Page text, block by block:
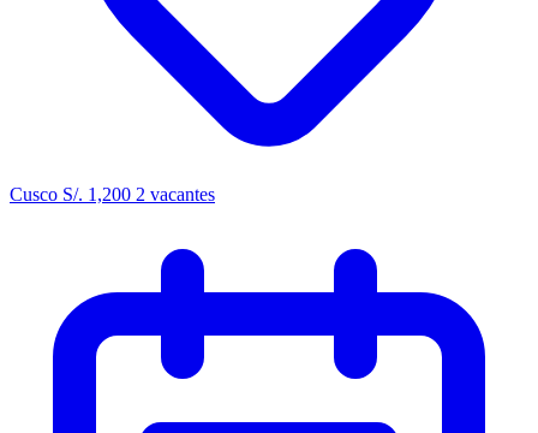
Cusco S/. 1,200 2 vacantes